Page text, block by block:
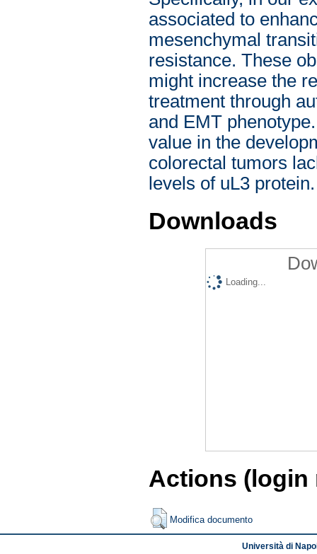
associated to
mesenchymal
resistance. These
might increase the
treatment through
and EMT
value in the
colorectal tumors
levels of uL3 protein.
Downloads
Loading...
Actions (login
Modifica documento
Università di